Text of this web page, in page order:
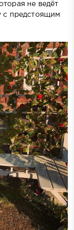
не ведёт
с предстоящим